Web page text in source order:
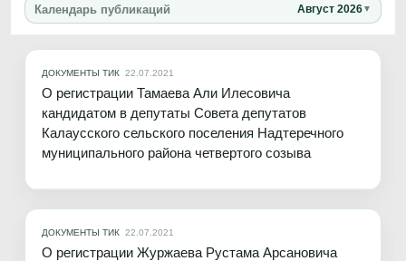
Календарь публикаций Август 2026
ДОКУМЕНТЫ ТИК 22.07.2021
О регистрации Тамаева Али Илесовича
кандидатом в депутаты Совета депутатов
Калаусского сельского поселения Надтеречного
муниципального района четвертого созыва
ДОКУМЕНТЫ ТИК 22.07.2021
О регистрации Журжаева Рустама Арсановича